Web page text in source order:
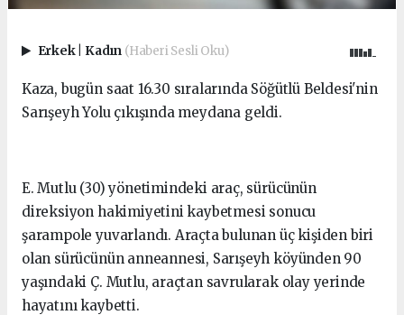
Erkek Kadın (Haberi Sesli Oku)
Kaza, bugün saat 16.30 sıralarında Söğütlü Beldesi'nin
Sarışeyh Yolu çıkışında meydana geldi.
E. Mutlu (30) yönetimindeki araç, sürücünün
direksiyon hakimiyetini kaybetmesi sonucu
şarampole yuvarlandı. Araçta bulunan üç kişiden biri
olan sürücünün anneannesi, Sarışeyh köyünden 90
yaşındaki Ç. Mutlu, araçtan savrularak olay yerinde
hayatını kaybetti.